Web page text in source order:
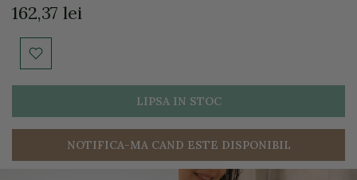
162,37 lei
LIPSA IN STOC
NOTIFICA-MA CAND ESTE DISPONIBIL